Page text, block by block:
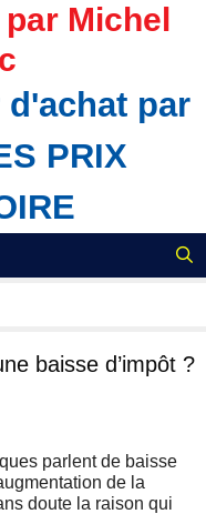
Michel
d'achat par
PRIX
baisse d’impôt ?
parlent de baisse
de la
doute la raison qui